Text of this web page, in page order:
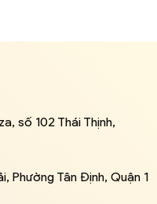
số 102 Thái Thịnh,
Phường Tân Định, Quận 1